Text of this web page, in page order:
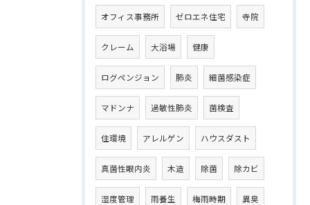
オフィス事務所 ゼロエネ住宅 寺院
クレーム 大浴場 健康
ログペンジョン 肺炎 細菌感染症
マドンナ 過敏性肺炎 菌検査
住環境 アレルゲン ハウスダスト
真菌性眼内炎 木造 除菌 除カビ
湿度管理 雨養生 梅雨時期 異臭